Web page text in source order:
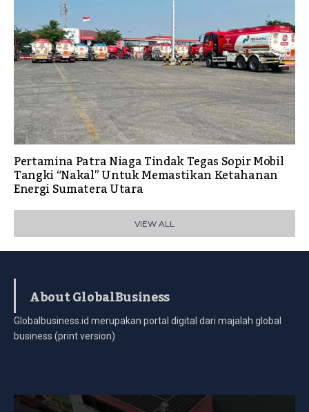
Pertamina Patra Niaga Tindak Tegas Sopir Mobil
Tangki “Nakal” Untuk Memastikan Ketahanan
Energi Sumatera Utara
VIEW ALL
About GlobalBusiness
Globalbusiness.id merupakan portal digital dari majalah global
business (print version)